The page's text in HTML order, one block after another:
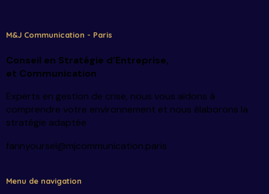
M&J Communication - Paris
Conseil en Stratégie d’Entreprise,
et Communication
Experts en gestion de crise, nous vous aidons à
comprendre votre environnement et nous élaborons la
stratégie adaptée
fannyoursel@mjcommunication.paris
Menu de navigation